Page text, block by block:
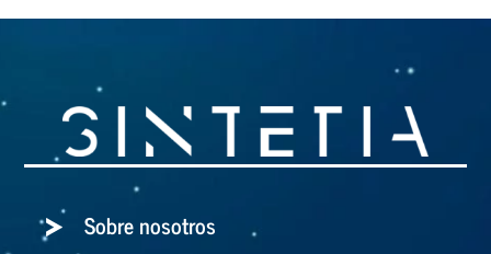
Sobre nosotros